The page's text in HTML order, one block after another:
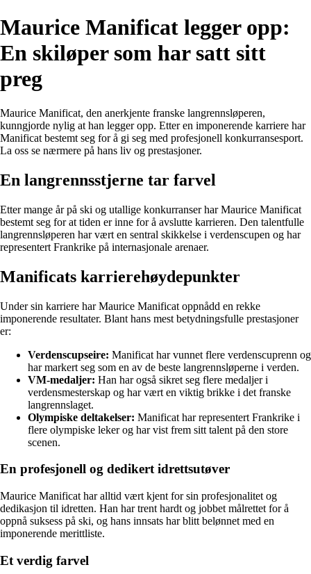
Maurice Manificat legger opp:
En skiløper som har satt sitt
preg
Maurice Manificat, den anerkjente franske langrennsløperen,
kunngjorde nylig at han legger opp. Etter en imponerende karriere har
Manificat bestemt seg for å gi seg med profesjonell konkurransesport.
La oss se nærmere på hans liv og prestasjoner.
En langrennsstjerne tar farvel
Etter mange år på ski og utallige konkurranser har Maurice Manificat
bestemt seg for at tiden er inne for å avslutte karrieren. Den talentfulle
langrennsløperen har vært en sentral skikkelse i verdenscupen og har
representert Frankrike på internasjonale arenaer.
Manificats karrierehøydepunkter
Under sin karriere har Maurice Manificat oppnådd en rekke
imponerende resultater. Blant hans mest betydningsfulle prestasjoner
er:
Verdenscupseire: Manificat har vunnet flere verdenscuprenn og
har markert seg som en av de beste langrennsløperne i verden.
VM-medaljer: Han har også sikret seg flere medaljer i
verdensmesterskap og har vært en viktig brikke i det franske
langrennslaget.
Olympiske deltakelser: Manificat har representert Frankrike i
flere olympiske leker og har vist frem sitt talent på den store
scenen.
En profesjonell og dedikert idrettsutøver
Maurice Manificat har alltid vært kjent for sin profesjonalitet og
dedikasjon til idretten. Han har trent hardt og jobbet målrettet for å
oppnå suksess på ski, og hans innsats har blitt belønnet med en
imponerende merittliste.
Et verdig farvel